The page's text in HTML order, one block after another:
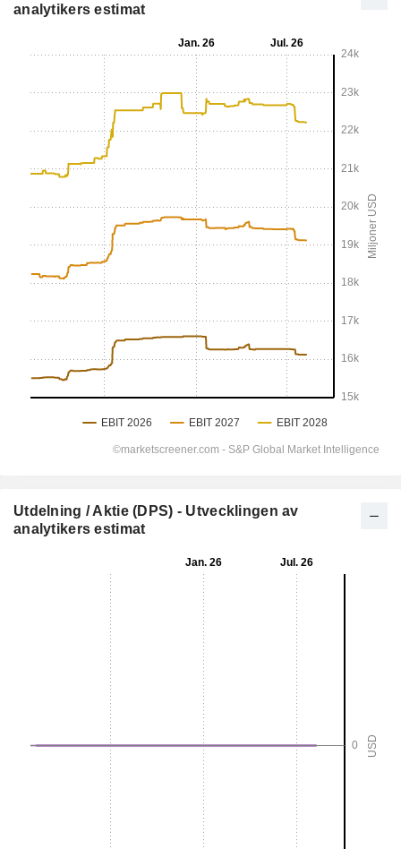
analytikers estimat
Utdelning / Aktie (DPS) - Utvecklingen av
analytikers estimat